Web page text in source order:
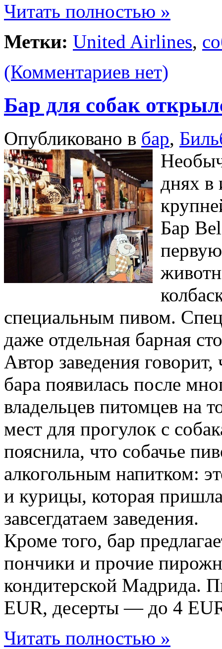
Читать полностью »
Метки: United Airlines,
(Комментариев нет)
Бар для собак
Опубликовано в бар,
днях в
Бар
специальным пивом.
даже отдельная барная
Автор заведения
бара появилась после
владельцев питомцев на
мест для прогулок с
пояснила, что собачье
алкогольным напитком:
и курицы, которая
завсегдатаем заведения.
Кроме того, бар
пончики и прочие
кондитерской Мадрида.
EUR, десерты — до 4
Читать полностью »